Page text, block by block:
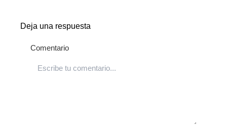
Deja una respuesta
Comentario